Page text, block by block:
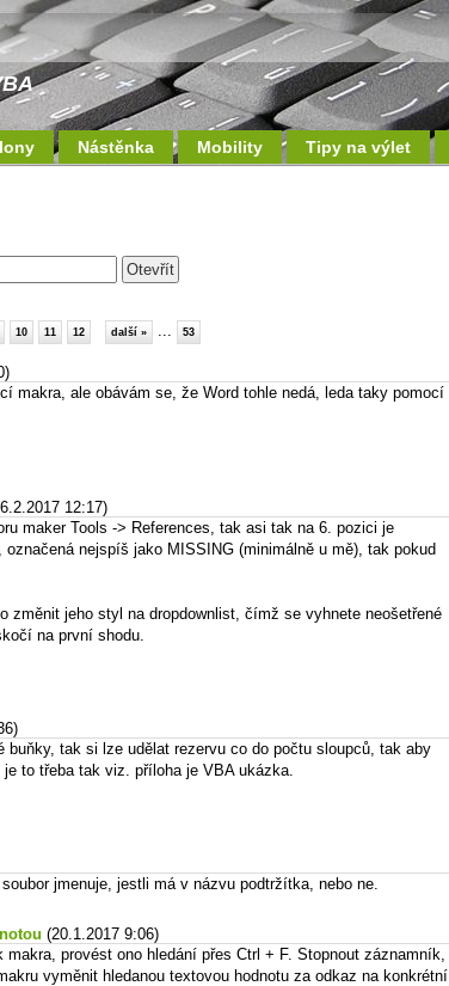
Nástěnka Mobility Tipy na výlet
10 11 12 další » ... 53
makra, ale obávám se, že Word tohle nedá, leda taky pomocí
12:17)
maker Tools -> References, tak asi tak na 6. pozici je
nejspíš jako MISSING (minimálně u mě), tak pokud
změnit jeho styl na dropdownlist, čímž se vyhnete neošetřené
na první shodu.
buňky, tak si lze udělat rezervu co do počtu sloupců, tak aby
to třeba tak viz. příloha je VBA ukázka.
jmenuje, jestli má v názvu podtržítka, nebo ne.
(20.1.2017 9:06)
provést ono hledání přes Ctrl + F. Stopnout záznamník,
vyměnit hledanou textovou hodnotu za odkaz na konkrétní